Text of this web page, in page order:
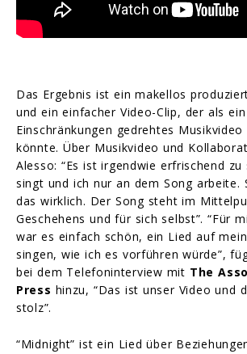
Das Ergebnis ist ein makellos
und ein einfacher Video-Clip, der als
Einschränkungen gedrehtes Musikvideo
könnte. Über Musikvideo und
Alesso: “Es ist irgendwie erfrischend
singt und ich nur an dem Song arbeite.
das wirklich. Der Song steht im
Geschehens und für sich selbst”. “Für
war es einfach schön, ein Lied auf
singen, wie ich es vorführen würde”,
bei dem Telefoninterview mit The
Press hinzu, “Das ist unser Video und
stolz”.
“Midnight” ist ein Lied über